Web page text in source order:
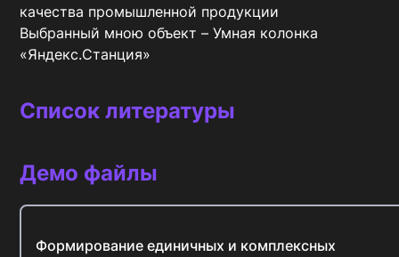
качества промышленной продукции
Выбранный мною объект – Умная колонка
«Яндекс.Станция»
Список литературы
Демо файлы
Формирование единичных и комплексных